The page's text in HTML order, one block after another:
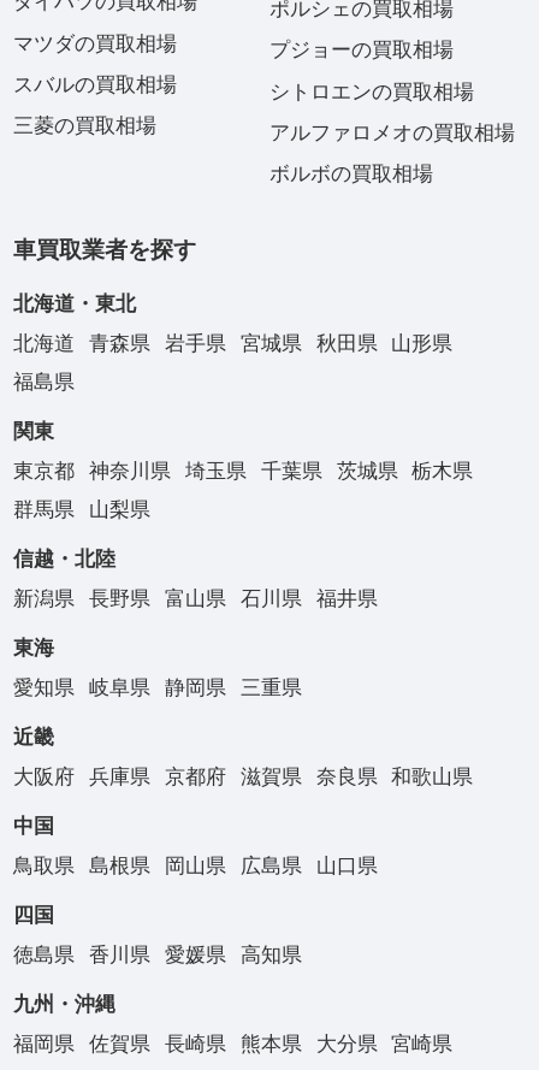
マツダの買取相場
スバルの買取相場
三菱の買取相場
ポルシェの買取相場
プジョーの買取相場
シトロエンの買取相場
アルファロメオの買取相場
ボルボの買取相場
車買取業者を探す
北海道・東北
北海道
青森県 岩手県 宮城県 秋田県
山形県
福島県
関東
東京都
神奈川県 埼玉県 千葉県 茨城県
栃木県
群馬県
山梨県
信越・北陸
新潟県
長野県 富山県 石川県 福井県
東海
愛知県
岐阜県 静岡県 三重県
近畿
大阪府
兵庫県 京都府 滋賀県 奈良県 和歌山県
中国
鳥取県
島根県 岡山県 広島県 山口県
四国
徳島県
香川県 愛媛県 高知県
九州・沖縄
福岡県
佐賀県 長崎県 熊本県 大分県
宮崎県